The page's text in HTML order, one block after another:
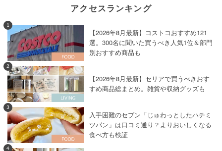
アクセスランキング
1
【2026年8月最新】コストコおすすめ121
選。300名に聞いた買うべき人気1位＆部門
別おすすめ商品も
2
【2026年8月最新】セリアで買うべきおす
すめ商品総まとめ。雑貨や収納グッズも
3
入手困難のセブン「じゅわっとしたハチミ
ツパン」は口コミ通り？よりおいしくなる
食べ方も検証
4